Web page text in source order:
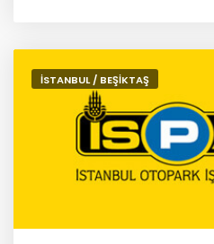
İSTANBUL / BEŞİKTAŞ